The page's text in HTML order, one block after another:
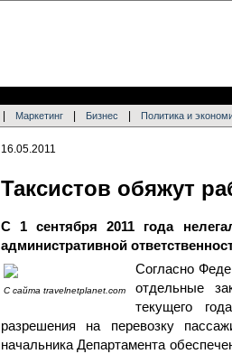
Маркетинг Бизнес Политика и
16.05.2011
Таксистов обяжут
С 1 сентября 2011 года
административной
С сайта travelnetplanet.com
Согласно
отдельные
текущего
разрешения на перевозку
начальника Департамента